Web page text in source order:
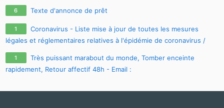
comment faire revenir son ex avec photo
6 Texte d'annonce de prêt
1
Coronavirus - Liste mise à jour de toutes les mesures
légales et réglementaires relatives à l'épidémie de coronavirus /
covid-19 / sars-cov-2
1
Très puissant marabout du monde, Tomber enceinte
rapidement, Retour affectif 48h - Email :
+233 57 651 4924